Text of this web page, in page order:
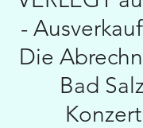
-
Die
Bad